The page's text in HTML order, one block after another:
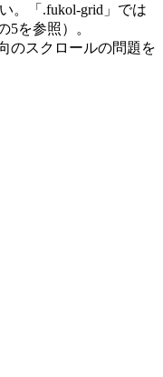
。「.fukol-grid」では
を参照）。
のスクロールの問題を